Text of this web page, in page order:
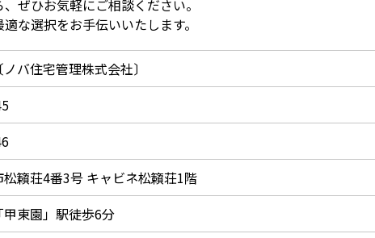
ぜひお気軽にご相談ください。
な選択をお手伝いいたします。
バ住宅管理株式会社〕
籟荘4番3号 キャビネ松籟荘1階
東園」駅徒歩6分